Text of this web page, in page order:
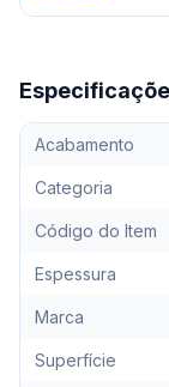
Acabamento
Categoria
Código do Item
Espessura
Marca
Superfície